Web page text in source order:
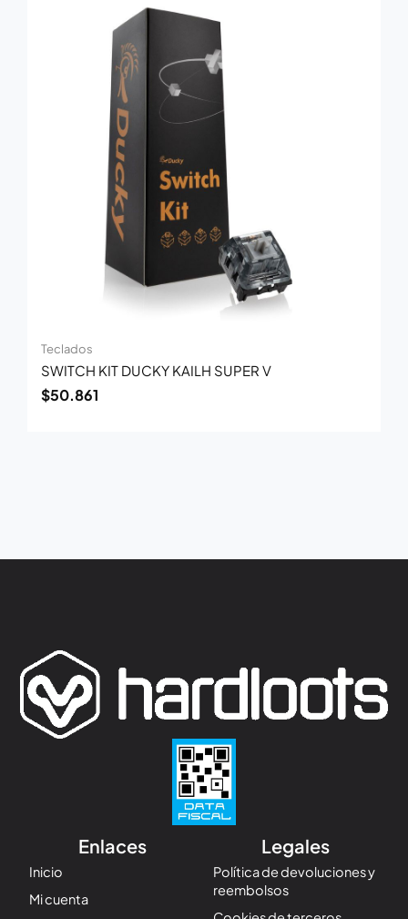
Teclados
SWITCH KIT DUCKY KAILH SUPER V
$50.861
Enlaces
Inicio
Mi cuenta
Legales
Política de devoluciones y
reembolsos